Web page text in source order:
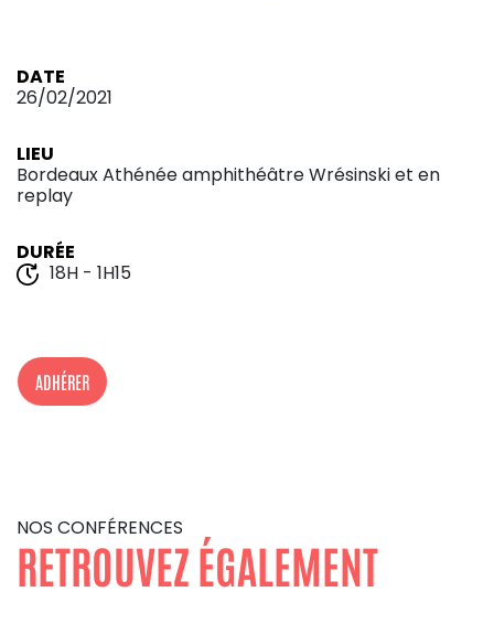
DATE
26/02/2021
LIEU
Bordeaux Athénée amphithéâtre Wrésinski et en
replay
DURÉE
18H - 1H15
ADHÉRER
NOS CONFÉRENCES
RETROUVEZ ÉGALEMENT